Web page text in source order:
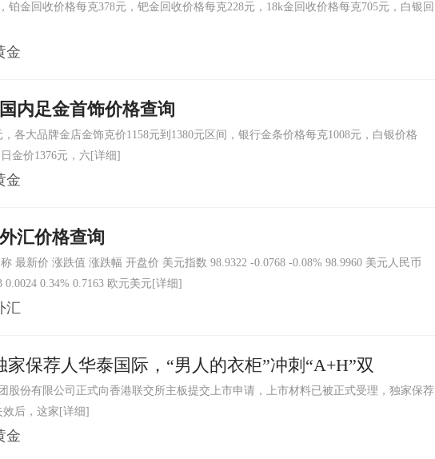
金回收价格每克378元，钯金回收价格每克228元，18k金回收价格每克705元，白银回
金
内足金首饰价格查询
各大品牌金店金饰克价1158元到1380元区间，银行金条价格每克1008元，白银价格
金价1376元，六[详细]
金
汇价格查询
最新价 涨跌值 涨跌幅 开盘价 美元指数 98.9322 -0.0768 -0.08% 98.9960 美元人民币
0.0024 0.34% 0.7163 欧元美元 [详细]
汇
保荐人华泰国际，“男人的衣柜”冲刺“A+H”双
股份有限公司正式向香港联交所主板提交上市申请，上市材料已被正式受理，独家保荐
效后，这家 [详细]
金